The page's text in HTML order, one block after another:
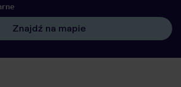
Znajdź na mapie